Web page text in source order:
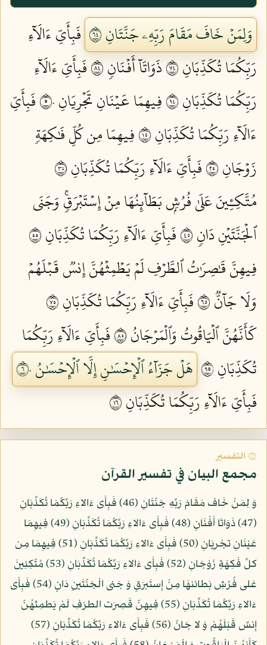
وَلِمَنۡ خَافَ مَقَامَ رَبِّهِۦ جَنَّتَانِ ٤٦
فَبِأَيِّ ءَالَآءِ
رَبِّكُمَا تُكَذِّبَانِ ٤٧
ذَوَاتَآ أَفۡنَانٖ ٤٨
فَبِأَيِّ ءَالَآءِ
رَبِّكُمَا تُكَذِّبَانِ ٤٩
فِيهِمَا عَيۡنَانِ تَجۡرِيَانِ ٥٠
فَبِأَيِّ
ءَالَآءِ رَبِّكُمَا تُكَذِّبَانِ ٥١
فِيهِمَا مِن كُلِّ فَٰكِهَةٖ
زَوۡجَانِ ٥٢
فَبِأَيِّ ءَالَآءِ رَبِّكُمَا تُكَذِّبَانِ ٥٣
مُتَّكِـِٔينَ عَلَىٰ فُرُشِۭ بَطَآئِنُهَا مِنۡ إِسۡتَبۡرَقٖۚ وَجَنَى
ٱلۡجَنَّتَيۡنِ دَانٖ ٥٤
فَبِأَيِّ ءَالَآءِ رَبِّكُمَا تُكَذِّبَانِ ٥٥
فِيهِنَّ قَٰصِرَٰتُ ٱلطَّرۡفِ لَمۡ يَطۡمِثۡهُنَّ إِنسٞ قَبۡلَهُمۡ
وَلَا جَآنّٞ ٥٦
فَبِأَيِّ ءَالَآءِ رَبِّكُمَا تُكَذِّبَانِ ٥٧
كَأَنَّهُنَّ ٱلۡيَاقُوتُ وَٱلۡمَرۡجَانُ ٥٨
فَبِأَيِّ ءَالَآءِ رَبِّكُمَا
تُكَذِّبَانِ ٥٩
هَلۡ جَزَآءُ ٱلۡإِحۡسَٰنِ إِلَّا ٱلۡإِحۡسَٰنُ ٦٠
فَبِأَيِّ ءَالَآءِ رَبِّكُمَا تُكَذِّبَانِ ٦١
۞ التفسير
مجمع البيان في تفسير القرآن
وَ لِمَنْ خَاف مَقَامَ رَبِّهِ جَنّتَانِ (46) فَبِأَى ءَالاءِ رَبِّكُمَا تُكَذِّبَانِ
(47) ذَوَاتَا أَفْنَانٍ (48) فَبِأَى ءَالاءِ رَبِّكُمَا تُكَذِّبَانِ (49) فِيهِمَا
عَيْنَانِ تجْرِيَانِ (50) فَبِأَى ءَالاءِ رَبِّكُمَا تُكَذِّبَانِ (51) فِيهِمَا مِن
كلِّ فَكِهَةٍ زَوْجَانِ (52) فَبِأَى ءَالاءِ رَبِّكُمَا تُكَذِّبَانِ (53) مُتّكِئِينَ
عَلى فُرُشِ بَطائنهَا مِنْ إِستَبرَقٍ وَ جَنى الْجَنّتَينِ دَانٍ (54) فَبِأَى
ءَالاءِ رَبِّكُمَا تُكَذِّبَانِ (55) فِيهِنّ قَصِرَت الطرْفِ لَمْ يَطمِثهُنّ
إِنسٌ قَبْلَهُمْ وَ لا جَانّ (56) فَبِأَى ءَالاءِ رَبِّكُمَا تُكَذِّبَانِ (57)